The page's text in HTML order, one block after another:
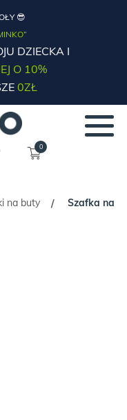
😎
DZIECKA I
O 10%
0ZŁ
0
na buty /
Szafka na